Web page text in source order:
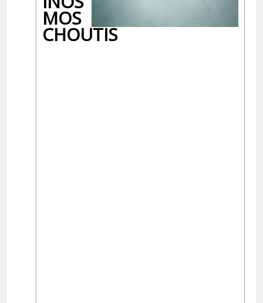
MOS
CHOUTIS